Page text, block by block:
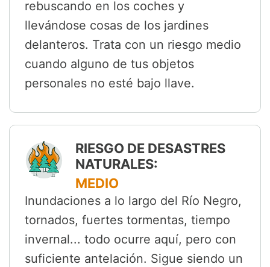
rebuscando en los coches y
llevándose cosas de los jardines
delanteros. Trata con un riesgo medio
cuando alguno de tus objetos
personales no esté bajo llave.
RIESGO DE DESASTRES
NATURALES:
MEDIO
Inundaciones a lo largo del Río Negro,
tornados, fuertes tormentas, tiempo
invernal... todo ocurre aquí, pero con
suficiente antelación. Sigue siendo un